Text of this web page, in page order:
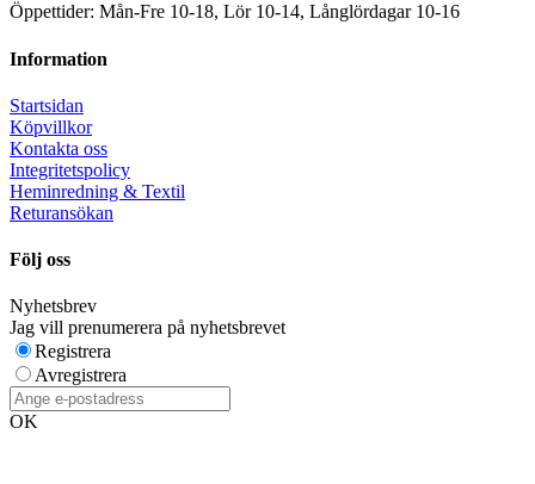
Öppettider: Mån-Fre 10-18, Lör 10-14, Långlördagar 10-16
Information
Startsidan
Köpvillkor
Kontakta oss
Integritetspolicy
Heminredning & Textil
Returansökan
Följ oss
Nyhetsbrev
Jag vill prenumerera på nyhetsbrevet
Registrera
Avregistrera
OK